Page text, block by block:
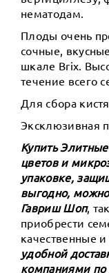
нематодам.
Плоды очень
сочные,
шкале Brix.
течение всего
Для сбора
Эксклюзивная
Купить
цветов и
упаковке,
выгодно, можно
Гавриш Шоп,
приобрести
качественные и
удобной
компаниями по